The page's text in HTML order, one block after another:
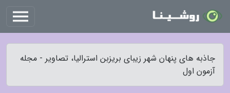
جاذبه های پنهان شهر زیبای بریزبن استرالیا، تصاویر - مجله
آزمون اول